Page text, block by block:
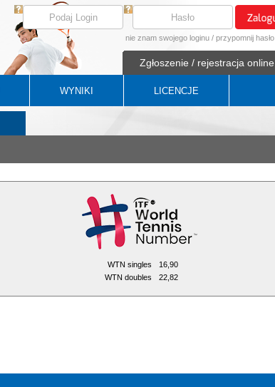
nie znam swojego loginu / przypomnij hasło
Zgłoszenie / rejestracja online
WYNIKI LICENCJE
WTN singles
16,90
WTN doubles
22,82